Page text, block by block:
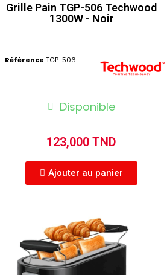
Grille Pain TGP-506 Techwood
1300W - Noir
Référence TGP-506
Disponible
123,000 TND
Ajouter au panier